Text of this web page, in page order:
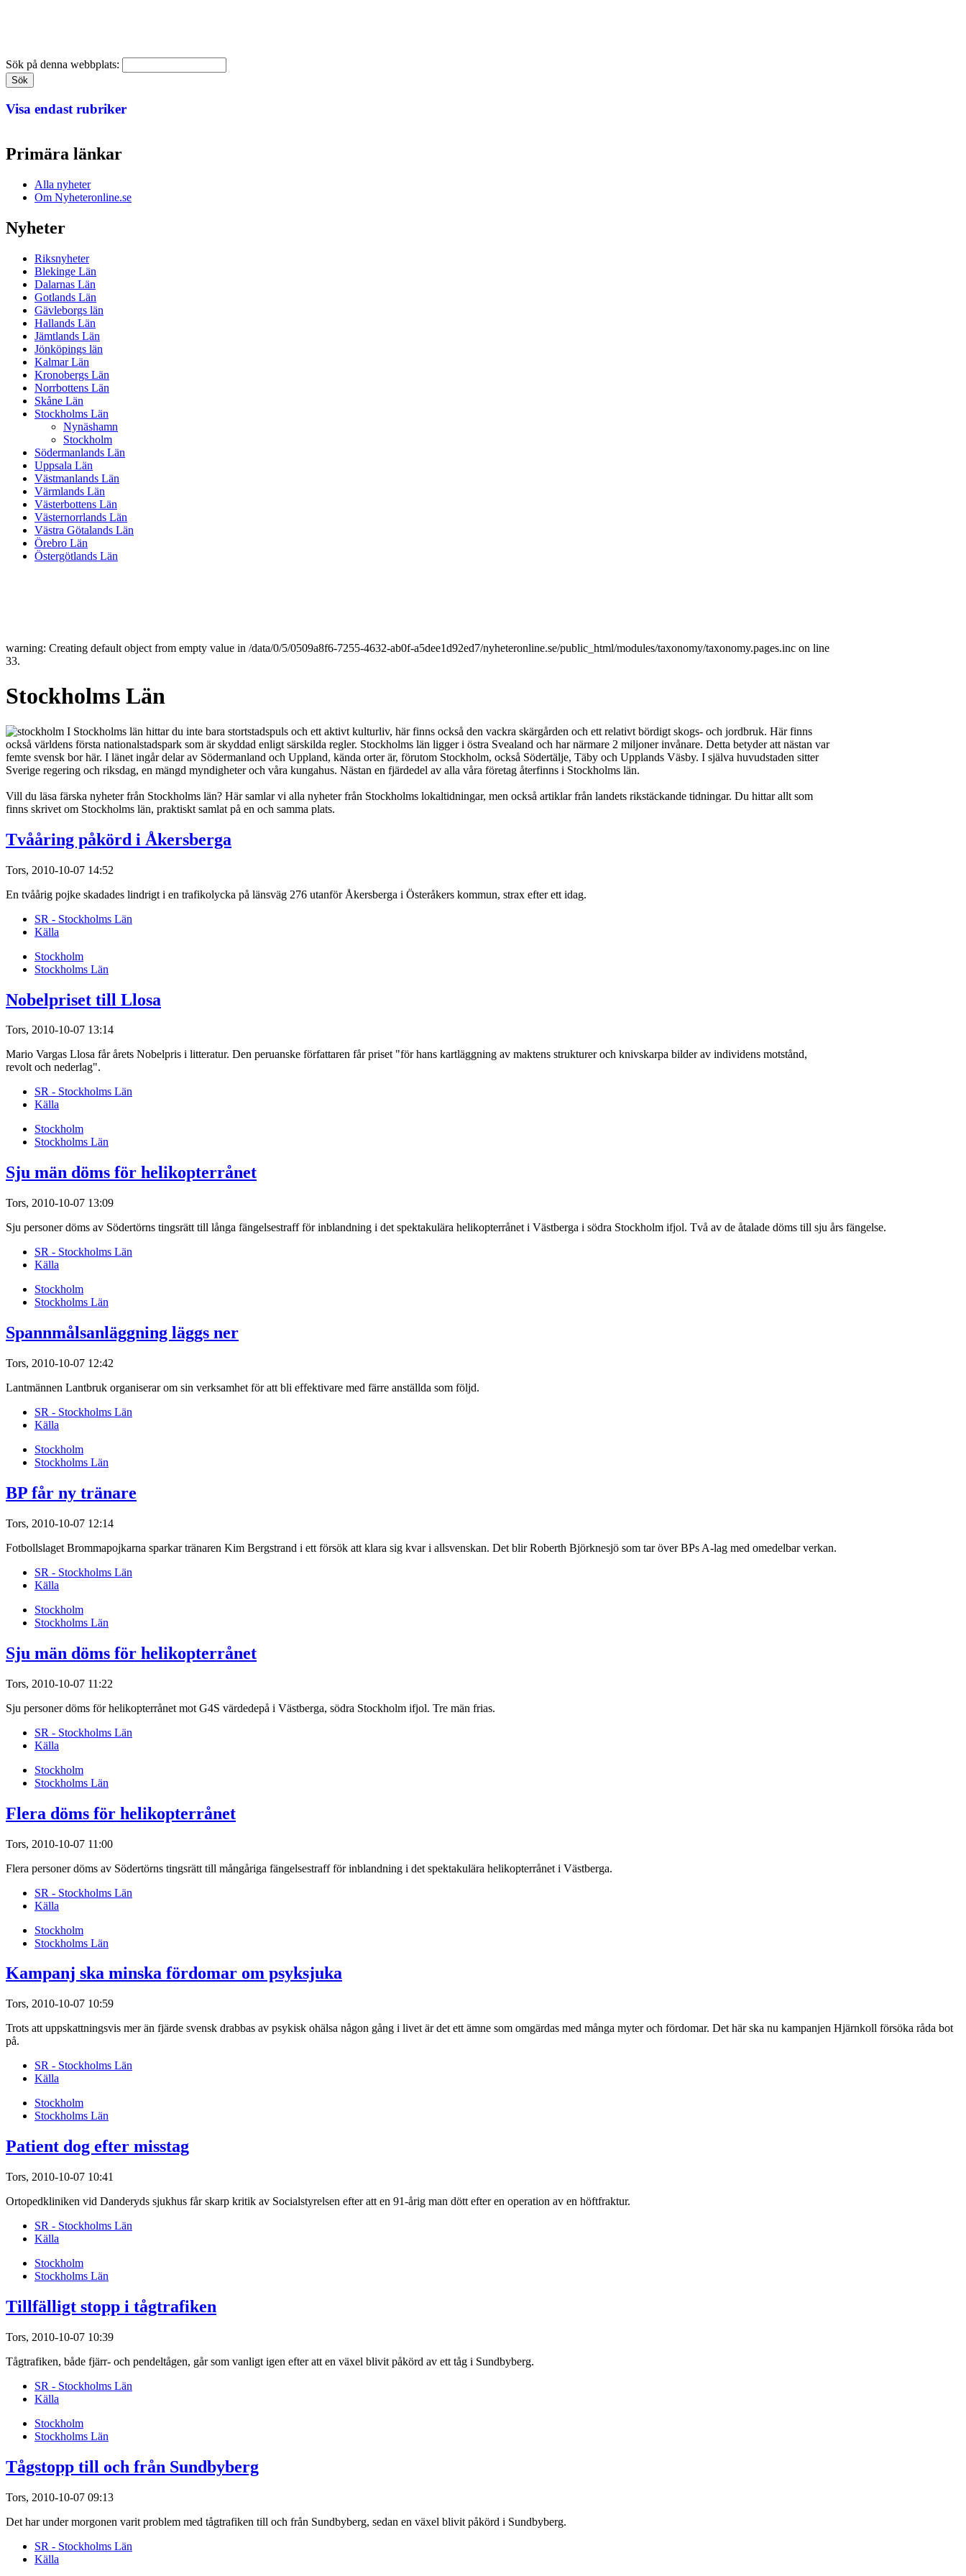
Sök på denna webbplats:
Visa endast rubriker
Primära länkar
Alla nyheter
Om Nyheteronline.se
Nyheter
Riksnyheter
Blekinge Län
Dalarnas Län
Gotlands Län
Gävleborgs län
Hallands Län
Jämtlands Län
Jönköpings län
Kalmar Län
Kronobergs Län
Norrbottens Län
Skåne Län
Stockholms Län
Nynäshamn
Stockholm
Södermanlands Län
Uppsala Län
Västmanlands Län
Värmlands Län
Västerbottens Län
Västernorrlands Län
Västra Götalands Län
Örebro Län
Östergötlands Län
warning: Creating default object from empty value in /data/0/5/0509a8f6-7255-4632-ab0f-a5dee1d92ed7/nyheteronline.se/public_html/modules/taxonomy/taxonomy.pages.inc on line
33.
Stockholms Län
I Stockholms län hittar du inte bara stortstadspuls och ett aktivt kulturliv, här finns också den vackra skärgården och ett relativt bördigt skogs- och jordbruk. Här finns
också världens första nationalstadspark som är skyddad enligt särskilda regler. Stockholms län ligger i östra Svealand och har närmare 2 miljoner invånare. Detta betyder att nästan var
femte svensk bor här. I länet ingår delar av Södermanland och Uppland, kända orter är, förutom Stockholm, också Södertälje, Täby och Upplands Väsby. I själva huvudstaden sitter
Sverige regering och riksdag, en mängd myndigheter och våra kungahus. Nästan en fjärdedel av alla våra företag återfinns i Stockholms län.
Vill du läsa färska nyheter från Stockholms län? Här samlar vi alla nyheter från Stockholms lokaltidningar, men också artiklar från landets rikstäckande tidningar. Du hittar allt som
finns skrivet om Stockholms län, praktiskt samlat på en och samma plats.
Tvååring påkörd i Åkersberga
Tors, 2010-10-07 14:52
En tvåårig pojke skadades lindrigt i en trafikolycka på länsväg 276 utanför Åkersberga i Österåkers kommun, strax efter ett idag.
SR - Stockholms Län
Källa
Stockholm
Stockholms Län
Nobelpriset till Llosa
Tors, 2010-10-07 13:14
Mario Vargas Llosa får årets Nobelpris i litteratur. Den peruanske författaren får priset "för hans kartläggning av maktens strukturer och knivskarpa bilder av individens motstånd,
revolt och nederlag".
SR - Stockholms Län
Källa
Stockholm
Stockholms Län
Sju män döms för helikopterrånet
Tors, 2010-10-07 13:09
Sju personer döms av Södertörns tingsrätt till långa fängelsestraff för inblandning i det spektakulära helikopterrånet i Västberga i södra Stockholm ifjol. Två av de åtalade döms till sju års fängelse.
SR - Stockholms Län
Källa
Stockholm
Stockholms Län
Spannmålsanläggning läggs ner
Tors, 2010-10-07 12:42
Lantmännen Lantbruk organiserar om sin verksamhet för att bli effektivare med färre anställda som följd.
SR - Stockholms Län
Källa
Stockholm
Stockholms Län
BP får ny tränare
Tors, 2010-10-07 12:14
Fotbollslaget Brommapojkarna sparkar tränaren Kim Bergstrand i ett försök att klara sig kvar i allsvenskan. Det blir Roberth Björknesjö som tar över BPs A-lag med omedelbar verkan.
SR - Stockholms Län
Källa
Stockholm
Stockholms Län
Sju män döms för helikopterrånet
Tors, 2010-10-07 11:22
Sju personer döms för helikopterrånet mot G4S värdedepå i Västberga, södra Stockholm ifjol. Tre män frias.
SR - Stockholms Län
Källa
Stockholm
Stockholms Län
Flera döms för helikopterrånet
Tors, 2010-10-07 11:00
Flera personer döms av Södertörns tingsrätt till mångåriga fängelsestraff för inblandning i det spektakulära helikopterrånet i Västberga.
SR - Stockholms Län
Källa
Stockholm
Stockholms Län
Kampanj ska minska fördomar om psyksjuka
Tors, 2010-10-07 10:59
Trots att uppskattningsvis mer än fjärde svensk drabbas av psykisk ohälsa någon gång i livet är det ett ämne som omgärdas med många myter och fördomar. Det här ska nu kampanjen Hjärnkoll försöka råda bot
på.
SR - Stockholms Län
Källa
Stockholm
Stockholms Län
Patient dog efter misstag
Tors, 2010-10-07 10:41
Ortopedkliniken vid Danderyds sjukhus får skarp kritik av Socialstyrelsen efter att en 91-årig man dött efter en operation av en höftfraktur.
SR - Stockholms Län
Källa
Stockholm
Stockholms Län
Tillfälligt stopp i tågtrafiken
Tors, 2010-10-07 10:39
Tågtrafiken, både fjärr- och pendeltågen, går som vanligt igen efter att en växel blivit påkörd av ett tåg i Sundbyberg.
SR - Stockholms Län
Källa
Stockholm
Stockholms Län
Tågstopp till och från Sundbyberg
Tors, 2010-10-07 09:13
Det har under morgonen varit problem med tågtrafiken till och från Sundbyberg, sedan en växel blivit påkörd i Sundbyberg.
SR - Stockholms Län
Källa